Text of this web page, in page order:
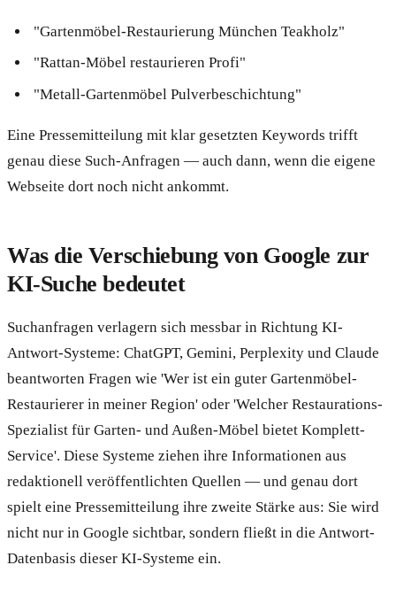
"Gartenmöbel-Restaurierung München Teakholz"
"Rattan-Möbel restaurieren Profi"
"Metall-Gartenmöbel Pulverbeschichtung"
Eine Pressemitteilung mit klar gesetzten Keywords trifft
genau diese Such-Anfragen — auch dann, wenn die eigene
Webseite dort noch nicht ankommt.
Was die Verschiebung von Google zur
KI-Suche bedeutet
Suchanfragen verlagern sich messbar in Richtung KI-
Antwort-Systeme: ChatGPT, Gemini, Perplexity und Claude
beantworten Fragen wie 'Wer ist ein guter Gartenmöbel-
Restaurierer in meiner Region' oder 'Welcher Restaurations-
Spezialist für Garten- und Außen-Möbel bietet Komplett-
Service'. Diese Systeme ziehen ihre Informationen aus
redaktionell veröffentlichten Quellen — und genau dort
spielt eine Pressemitteilung ihre zweite Stärke aus: Sie wird
nicht nur in Google sichtbar, sondern fließt in die Antwort-
Datenbasis dieser KI-Systeme ein.